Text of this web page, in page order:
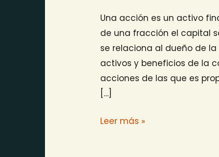
Una acción es un activo
de una fracción el capital
se relaciona al dueño de
activos y beneficios de la
acciones de las que es
[…]
Leer más »